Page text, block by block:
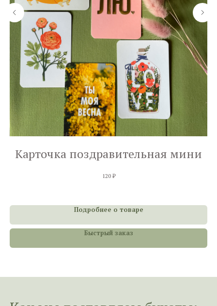
Карточка поздравительная мини
120 ₽
Подробнее о товаре
Быстрый заказ